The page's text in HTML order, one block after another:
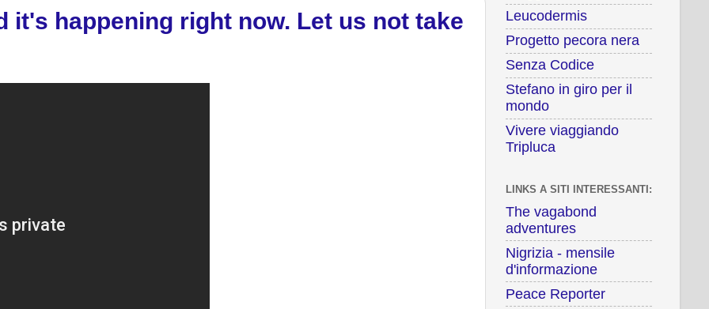
it's happening right now. Let us not take
Leucodermis
Progetto pecora nera
Senza Codice
Stefano in giro per il
mondo
Vivere viaggiando
Tripluca
LINKS A SITI INTERESSANTI:
The vagabond
adventures
Nigrizia - mensile
d'informazione
Peace Reporter